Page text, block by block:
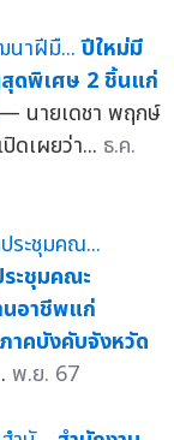
ปีใหม่มี
ดพิเศษ 2 ชิ้นแก่
— นายเดชา พฤกษ์
เผยว่า... ธ.ค.
ะชุมคณะ
นอาชีพแก่
าคบังคับจังหวัด
พ.ย. 67